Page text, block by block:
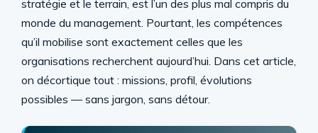
stratégie et le terrain, est l’un des plus mal compris du
monde du management. Pourtant, les compétences
qu’il mobilise sont exactement celles que les
organisations recherchent aujourd’hui. Dans cet article,
on décortique tout : missions, profil, évolutions
possibles — sans jargon, sans détour.